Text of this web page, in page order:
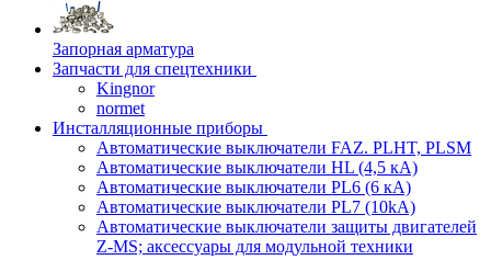
Запорная арматура
Запчасти для спецтехники
Kingnor
normet
Инсталляционные приборы
Автоматические выключатели FAZ. PLHT, PLSM
Автоматические выключатели HL (4,5 кА)
Автоматические выключатели PL6 (6 кА)
Автоматические выключатели PL7 (10kA)
Автоматические выключатели защиты двигателей
Z-MS; аксессуары для модульной техники